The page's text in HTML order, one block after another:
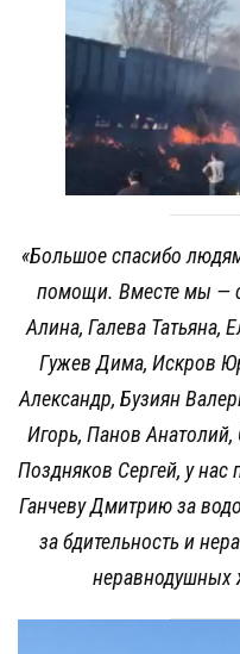
«Большое спасибо
помощи. Вместе мы —
Алина, Галева Татьяна,
Гужев Дима, Искров
Александр, Бузиян
Игорь, Панов Анатолий,
Поздняков Сергей, у нас
Ганчеву Дмитрию за
за бдительность и
неравнодушных